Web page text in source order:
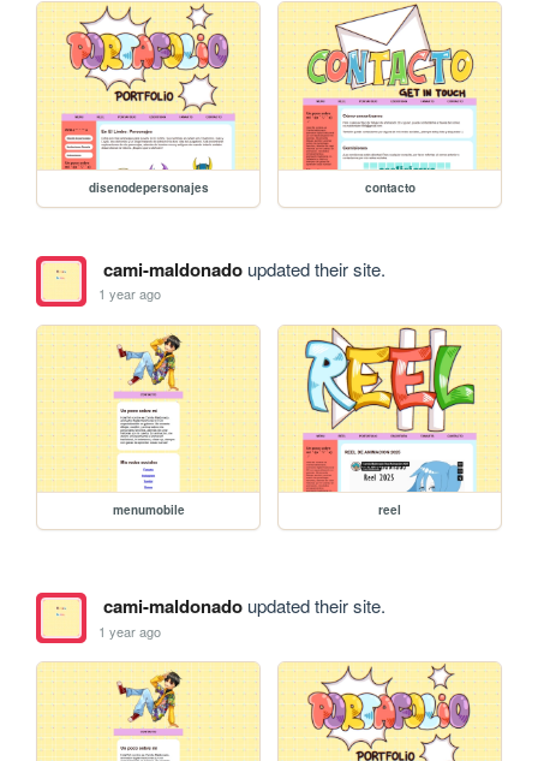
disenodepersonajes contacto
cami-maldonadoupdated their site.
1 year ago
menumobile reel
cami-maldonadoupdated their site.
1 year ago